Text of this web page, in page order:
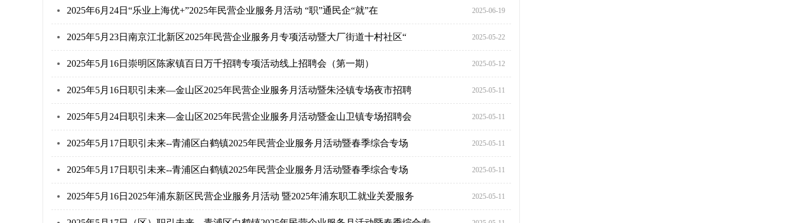
2025-06-19
2025年6月24日“乐业上海优+”2025年民营企业服务月活动 “职”通民企“就”在
2025-05-22
2025年5月23日南京江北新区2025年民营企业服务月专项活动暨大厂街道十村社区“
2025-05-12
2025年5月16日崇明区陈家镇百日万千招聘专项活动线上招聘会（第一期）
2025-05-11
2025年5月16日职引未来—金山区2025年民营企业服务月活动暨朱泾镇专场夜市招聘
2025-05-11
2025年5月24日职引未来—金山区2025年民营企业服务月活动暨金山卫镇专场招聘会
2025-05-11
2025年5月17日职引未来--青浦区白鹤镇2025年民营企业服务月活动暨春季综合专场
2025-05-11
2025年5月17日职引未来--青浦区白鹤镇2025年民营企业服务月活动暨春季综合专场
2025-05-11
2025年5月16日2025年浦东新区民营企业服务月活动 暨2025年浦东职工就业关爱服务